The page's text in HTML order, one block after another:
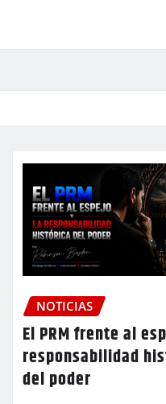
NOTICIAS
El PRM frente al
responsabilidad
del poder